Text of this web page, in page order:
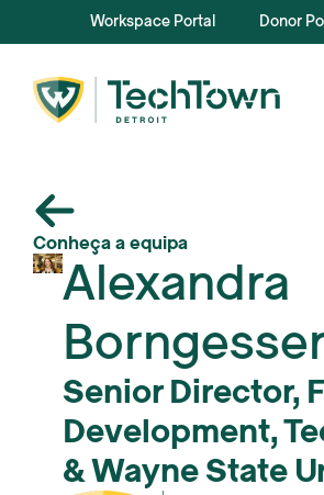
Workspace Portal Donor
Conheça a equipa
Alexandra
Senior Director,
Development,
& Wayne State